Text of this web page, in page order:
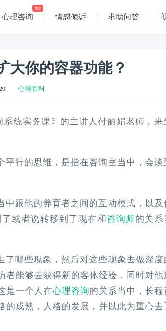
心理咨询
hot
情感倾诉 求助问答
大你的容器功能？
心理百科
统实务课》的主讲人付丽娟老师，来
平行的思维，是指在咨询室当中，会谈
中跟他的养育者之间的互动模式，以及
或者说转移到了现在和 咨询师的关系
了哪些现象，然后对这些现象去做深度
者能够去‍‍获得新的客体经验，同时对他
是一个人在心理咨询的关系当中，长程
的成熟，人格的发展，并以此为重心去